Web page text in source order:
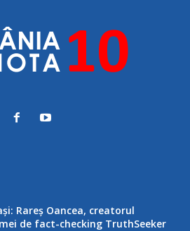
Rareș Oancea, creatorul
de fact-checking TruthSeeker